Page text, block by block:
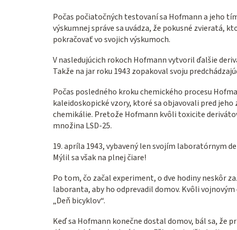
Počas počiatočných testovaní sa Hofmann a jeho
výskumnej správe sa uvádza, že pokusné zvieratá,
pokračovať vo svojich výskumoch.
V nasledujúcich rokoch Hofmann vytvoril ďalšie
Takže na jar roku 1943 zopakoval svoju
Počas posledného kroku chemického procesu
kaleidoskopické vzory, ktoré sa objavovali pred
chemikálie. Pretože Hofmann kvôli toxicite
množina LSD-25.
19. apríla 1943, vybavený len svojím laboratórnym
Mýlil sa však na plnej čiare!
Po tom, čo začal experiment, o dve hodiny neskôr
laboranta, aby ho odprevadil domov. Kvôli
„Deň bicyklov“.
Keď sa Hofmann konečne dostal domov, bál sa, že